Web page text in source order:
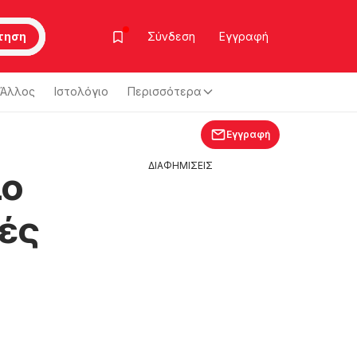
Σύνδεση Εγγραφή
Άλλος Ιστολόγιο Περισσότερα
Εγγραφή
ΔΙΑΦΗΜΙΣΕΙΣ